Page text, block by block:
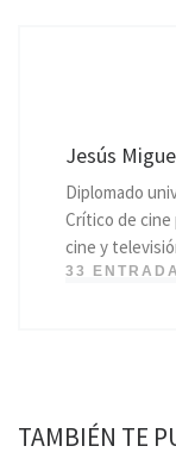
Jesús
Diplomado
Crítico de
cine y
33
TAMBIÉN TE